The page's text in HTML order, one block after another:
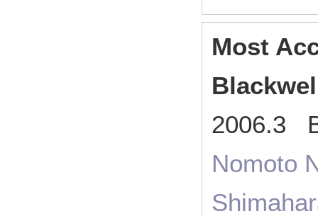
Most
2006.3
Nomoto